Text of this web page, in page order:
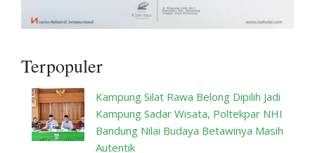
Terpopuler
Kampung Silat Rawa Belong Dipilih Jadi
Kampung Sadar Wisata, Poltekpar NHI
Bandung Nilai Budaya Betawinya Masih
Autentik